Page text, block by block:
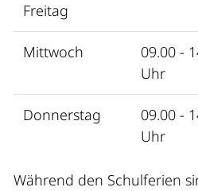
Freitag
Mittwoch
09.00 -
Uhr
Donnerstag
09.00 -
Uhr
Während den Schulferien